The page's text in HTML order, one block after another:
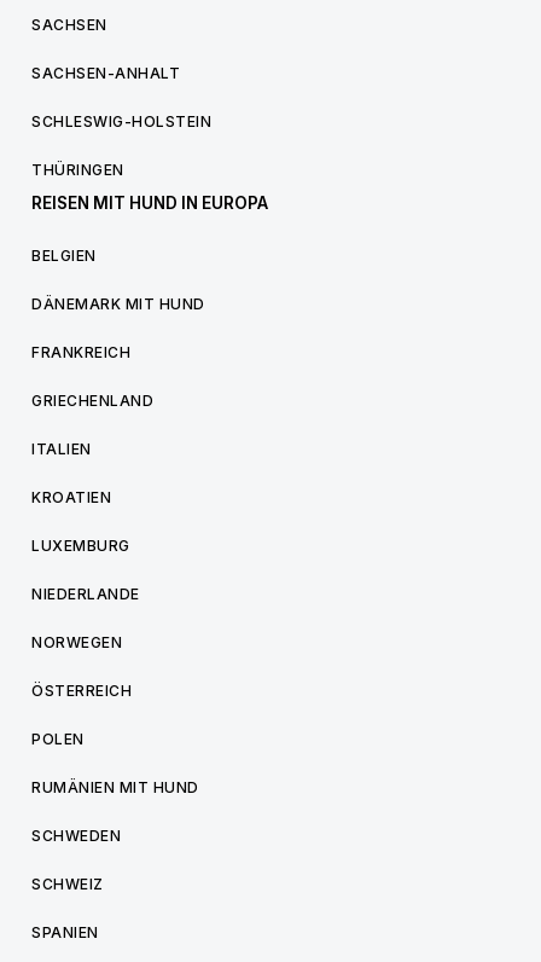
SACHSEN
SACHSEN-ANHALT
SCHLESWIG-HOLSTEIN
THÜRINGEN
REISEN MIT HUND IN EUROPA
BELGIEN
DÄNEMARK MIT HUND
FRANKREICH
GRIECHENLAND
ITALIEN
KROATIEN
LUXEMBURG
NIEDERLANDE
NORWEGEN
ÖSTERREICH
POLEN
RUMÄNIEN MIT HUND
SCHWEDEN
SCHWEIZ
SPANIEN